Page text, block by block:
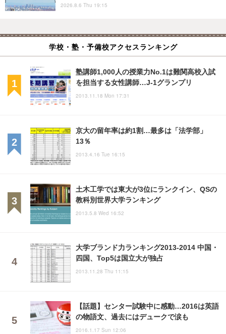
2026.8.6 Thu 19:15
学校・塾・予備校アクセスランキング
塾講師1,000人の授業力No.1は難関高校入試
を担当する女性講師…J-1グランプリ
2013.11.18 Mon 17:31
京大の留年率は約1割…最多は「法学部」
13％
2013.4.16 Tue 16:15
土木工学では東大が3位にランクイン、QSの
教科別世界大学ランキング
2013.5.8 Wed 16:52
大学ブランド力ランキング2013-2014 中国・
四国、Top5は国立大が独占
2013.11.28 Thu 11:15
【話題】センター試験中に感動…2016は英語
の物語文、過去にはデュークで涙も
2016.1.17 Sun 12:06